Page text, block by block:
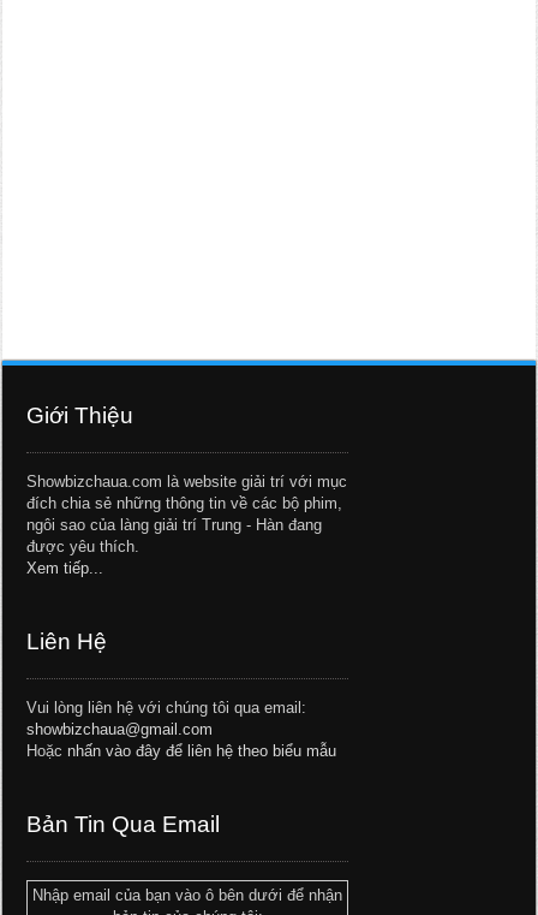
Giới Thiệu
Showbizchaua.com là website giải trí với mục
đích chia sẻ những thông tin về các bộ phim,
ngôi sao của làng giải trí Trung - Hàn đang
được yêu thích.
Xem tiếp...
Liên Hệ
Vui lòng liên hệ với chúng tôi qua email:
showbizchaua@gmail.com
Hoặc nhấn vào đây để liên hệ theo biểu mẫu
Bản Tin Qua Email
Nhập email của bạn vào ô bên dưới để nhận